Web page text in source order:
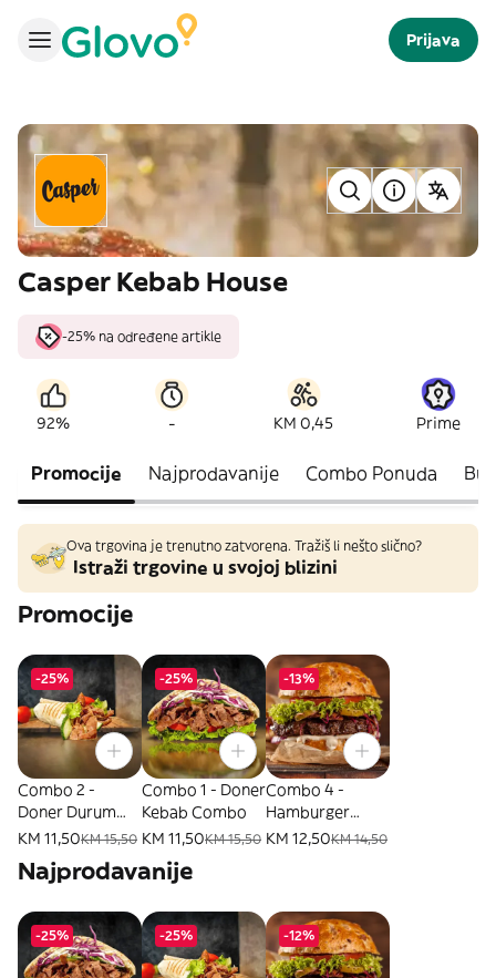
Prijava
Casper Kebab House
-25% na određene artikle
92% - KM 0,45 Prime
Promocije Najprodavanije Combo Ponuda
Ova trgovina je trenutno zatvorena. Tražiš li nešto slično?
Istraži trgovine u svojoj blizini
Promocije
-25%
Combo 2 -
Doner Durum
Combo
KM 11,50KM 15,50
-25%
Combo 1 - Doner
Kebab Combo
KM 11,50KM 15,50
-13%
Combo 4 -
Hamburger
Combo
KM 12,50KM 14,50
Najprodavanije
-25% -25% -12%